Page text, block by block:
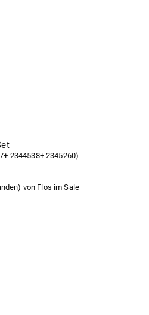
2344538+ 2345260)